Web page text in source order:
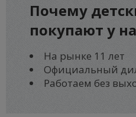
Почему
покупают у
На рынке 11 лет
Официальный
Работаем без